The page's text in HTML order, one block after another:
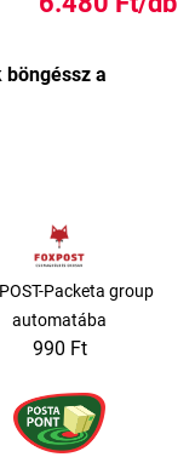
a
Packeta group
automatába
990 Ft